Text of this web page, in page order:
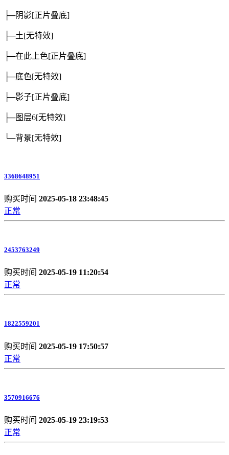
├─阴影[正片叠底]
├─土[无特效]
├─在此上色[正片叠底]
├─底色[无特效]
├─影子[正片叠底]
├─图层6[无特效]
└─背景[无特效]
3368648951
购买时间 2025-05-18 23:48:45
正常
2453763249
购买时间 2025-05-19 11:20:54
正常
1822559201
购买时间 2025-05-19 17:50:57
正常
3570916676
购买时间 2025-05-19 23:19:53
正常